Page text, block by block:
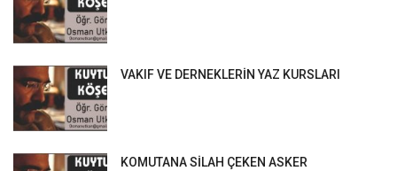
VAKIF VE DERNEKLERİN YAZ KURSLARI
KOMUTANA SİLAH ÇEKEN ASKER